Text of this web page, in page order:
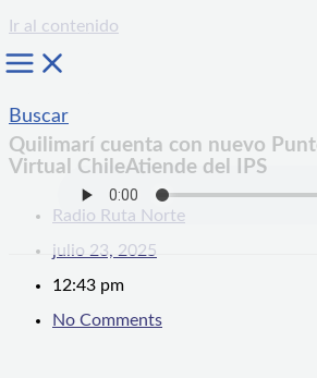
Ir al contenido
Buscar
Quilimarí cuenta con nuevo
Virtual ChileAtiende del IPS
Radio Ruta Norte
julio 23, 2025
12:43 pm
No Comments